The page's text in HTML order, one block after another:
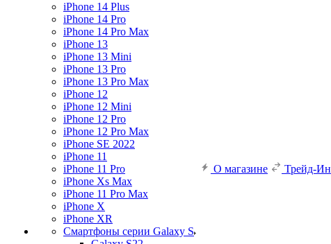
iPhone 14 Plus
iPhone 14 Pro
iPhone 14 Pro Max
iPhone 13
iPhone 13 Mini
iPhone 13 Pro
iPhone 13 Pro Max
iPhone 12
iPhone 12 Mini
iPhone 12 Pro
iPhone 12 Pro Max
iPhone SE 2022
iPhone 11
iPhone 11 Pro
iPhone Xs Max
iPhone 11 Pro Max
iPhone X
iPhone XR
Смартфоны серии Galaxy S
О магазине Трейд-Ин